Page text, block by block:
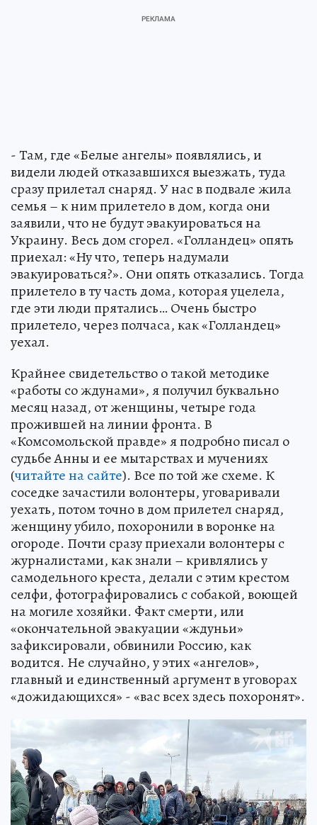
- Там, где «Белые ангелы» появлялись, и
видели людей отказавшихся выезжать, туда
сразу прилетал снаряд. У нас в подвале жила
семья – к ним прилетело в дом, когда они
заявили, что не будут эвакуироваться на
Украину. Весь дом сгорел. «Голландец» опять
приехал: «Ну что, теперь надумали
эвакуироваться?». Они опять отказались. Тогда
прилетело в ту часть дома, которая уцелела,
где эти люди прятались… Очень быстро
прилетело, через полчаса, как «Голландец»
уехал.
Крайнее свидетельство о такой методике
«работы со ждунами», я получил буквально
месяц назад, от женщины, четыре года
прожившей на линии фронта. В
«Комсомольской правде» я подробно писал о
судьбе Анны и ее мытарствах и мучениях
(читайте на сайте). Все по той же схеме. К
соседке зачастили волонтеры, уговаривали
уехать, потом точно в дом прилетел снаряд,
женщину убило, похоронили в воронке на
огороде. Почти сразу приехали волонтеры с
журналистами, как знали – кривлялись у
самодельного креста, делали с этим крестом
селфи, фотографировались с собакой, воющей
на могиле хозяйки. Факт смерти, или
«окончательной эвакуации «ждуньи»
зафиксировали, обвинили Россию, как
водится. Не случайно, у этих «ангелов»,
главный и единственный аргумент в уговорах
«дожидающихся» - «вас всех здесь похоронят».